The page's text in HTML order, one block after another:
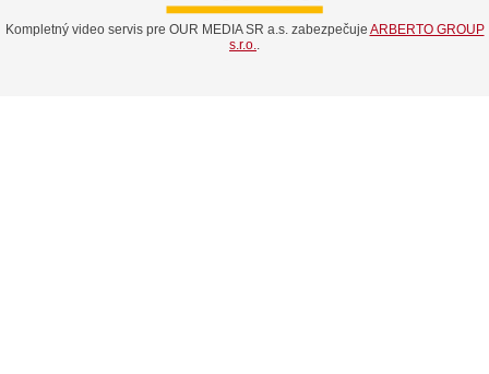
Kompletný video servis pre OUR MEDIA SR a.s. zabezpečuje ARBERTO GROUP
s.r.o..